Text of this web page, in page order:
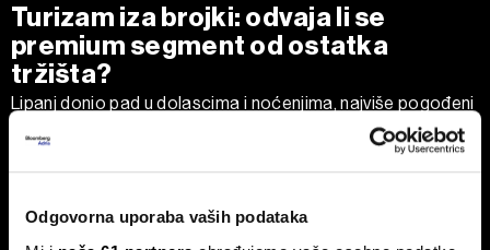
Odgovorna uporaba vaših podataka
Turizam iza brojki: odvaja li se
premium segment od ostatka
tržišta?
Lipanj donio pad u dolascima i noćenjima, najviše pogođeni